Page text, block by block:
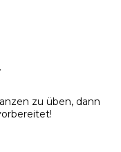
zu üben, dann